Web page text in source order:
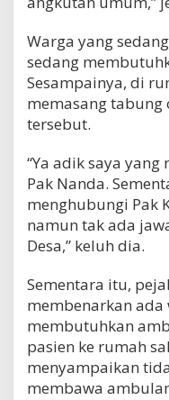
Warga yang
sedang
Sesampainya, di
memasang tabung
tersebut.
“Ya adik saya
Pak Nanda.
menghubungi Pak
namun tak ada
Desa,” keluh dia.
Sementara itu,
membenarkan ada
membutuhkan
pasien ke rumah
menyampaikan
membawa